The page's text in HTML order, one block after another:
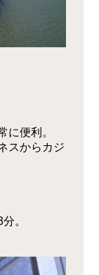
に便利。
スからカジ
。